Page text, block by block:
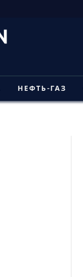
НЕФТЬ-ГАЗ